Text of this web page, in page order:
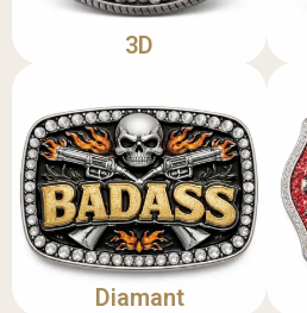
3D
Diamant